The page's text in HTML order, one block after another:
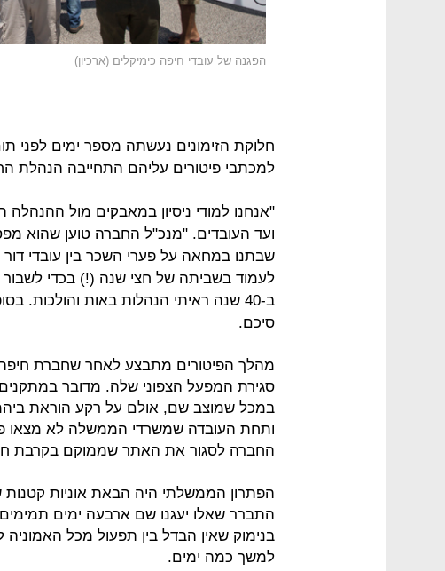
הפגנה של עובדי חיפה כימיקלים (ארכיון)
חלוקת הזימונים נעשתה מספר ימים לפני
למכתבי פיטורים עליהם התחייבה הנהלת
"אנחנו למודי ניסיון במאבקים מול
ועד העובדים. "מנכ"ל החברה טוען שהוא
שבתנו במחאה על פערי השכר בין עובדי דור
לעמוד בשביתה של חצי שנה (!) בכדי לשבור
ב-40 שנה ראיתי הנהלות באות והולכות.
סיכם.
מהלך הפיטורים מתבצע לאחר שחברת
סגירת המפעל הצפוני שלה. מדובר
ותחת העובדה שמשרדי הממשלה לא מצאו
החברה לסגור את האתר שממוקם בקרבת
התברר שאלו יעגנו שם ארבעה ימים
בנימוק שאין הבדל בין תפעול מכל
למשך כמה ימים.